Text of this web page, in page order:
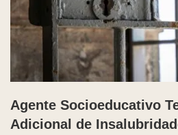
Agente Socioeducativo
Adicional de